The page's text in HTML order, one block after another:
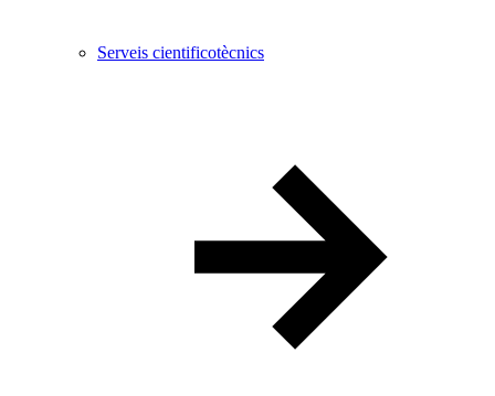
Serveis cientificotècnics